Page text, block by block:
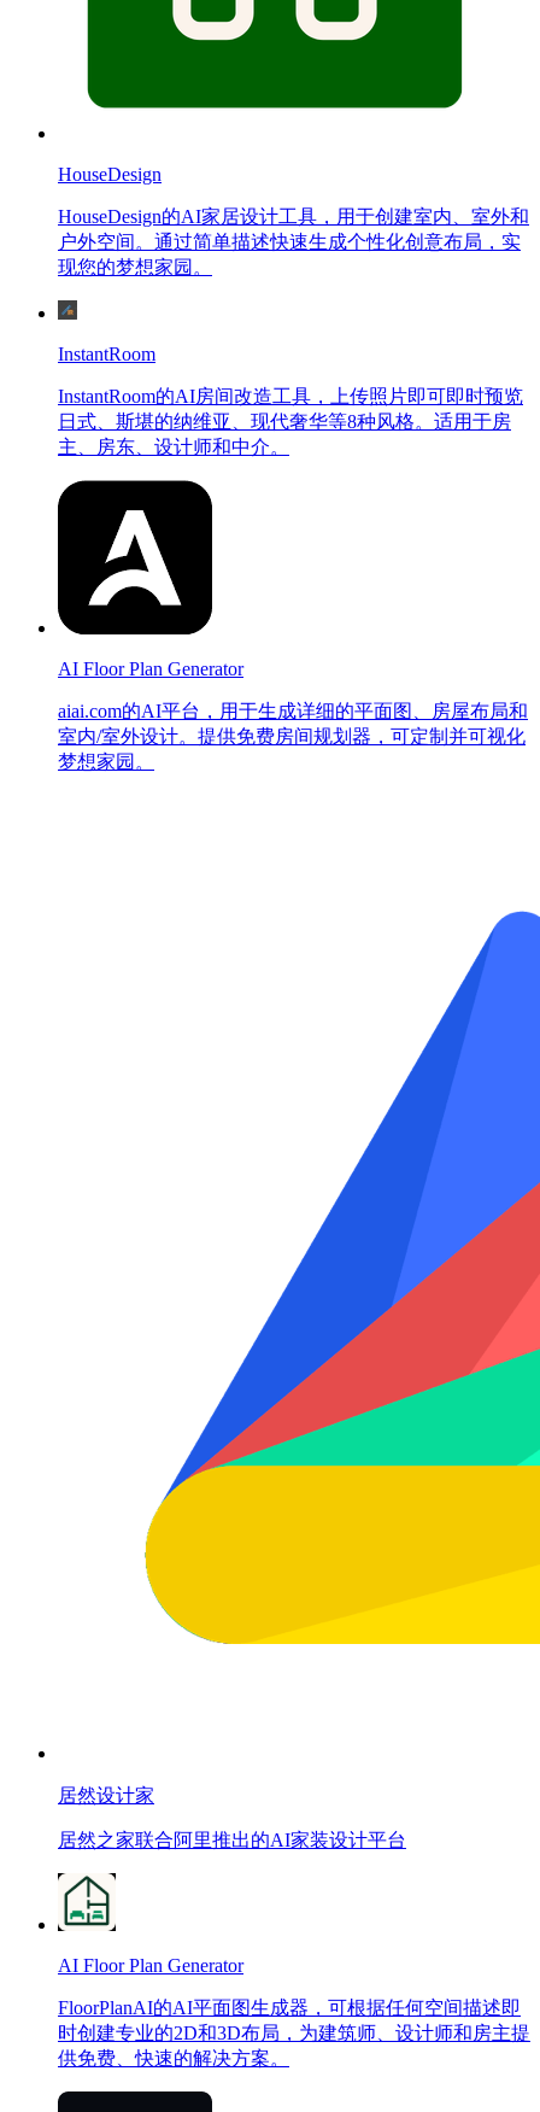
HouseDesign
HouseDesign的AI家居设计工具，用于创建室内、室外和
户外空间。通过简单描述快速生成个性化创意布局，实
现您的梦想家园。
InstantRoom
InstantRoom的AI房间改造工具，上传照片即可即时预览
日式、斯堪的纳维亚、现代奢华等8种风格。适用于房
主、房东、设计师和中介。
AI Floor Plan Generator
aiai.com的AI平台，用于生成详细的平面图、房屋布局和
室内/室外设计。提供免费房间规划器，可定制并可视化
梦想家园。
居然设计家
居然之家联合阿里推出的AI家装设计平台
AI Floor Plan Generator
FloorPlanAI的AI平面图生成器，可根据任何空间描述即
时创建专业的2D和3D布局，为建筑师、设计师和房主提
供免费、快速的解决方案。